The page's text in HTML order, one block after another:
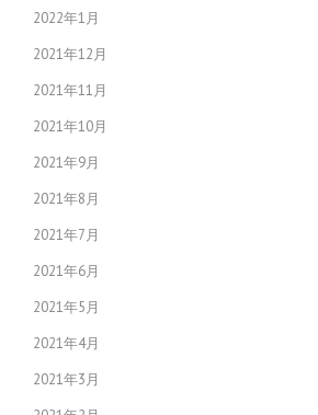
2022年1月
2021年12月
2021年11月
2021年10月
2021年9月
2021年8月
2021年7月
2021年6月
2021年5月
2021年4月
2021年3月